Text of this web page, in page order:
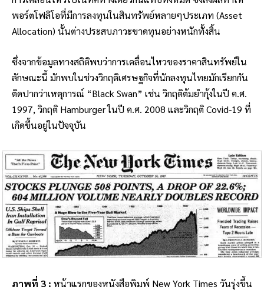
พอร์ตโฟลิโอที่มีการลงทุนในสินทรัพย์หลายๆประเภท (Asset
Allocation) นั้นต่างประสบภาวะขาดทุนอย่างหนักทั้งสิ้น
ซึ่งจากข้อมูลทางสถิติพบว่าการเคลื่อนไหวของราคาสินทรัพย์ใน
ลักษณะนี้ มักพบในช่วงวิกฤติเศรษฐกิจที่นักลงทุนไทยมักเรียกกัน
ติดปากว่าเหตุการณ์ “Black Swan” เช่น วิกฤติต้มยำกุ้งในปี ค.ศ.
1997, วิกฤติ Hamburger ในปี ค.ศ. 2008 และวิกฤติ Covid-19 ที่
เกิดขึ้นอยู่ในปัจจุบัน
ภาพที่ 3 : หน้าแรกของหนังสือพิมพ์ New York Times วันรุ่งขึ้น